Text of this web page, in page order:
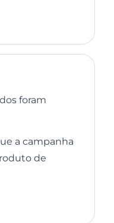
foram
a campanha
de